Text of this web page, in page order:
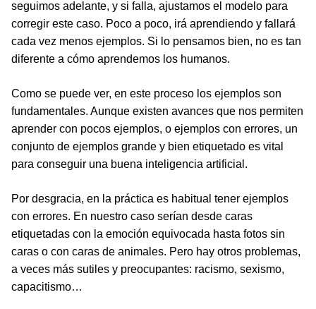
seguimos adelante, y si falla, ajustamos el modelo para
corregir este caso. Poco a poco, irá aprendiendo y fallará
cada vez menos ejemplos. Si lo pensamos bien, no es tan
diferente a cómo aprendemos los humanos.
Como se puede ver, en este proceso los ejemplos son
fundamentales. Aunque existen avances que nos permiten
aprender con pocos ejemplos, o ejemplos con errores, un
conjunto de ejemplos grande y bien etiquetado es vital
para conseguir una buena inteligencia artificial.
Por desgracia, en la práctica es habitual tener ejemplos
con errores. En nuestro caso serían desde caras
etiquetadas con la emoción equivocada hasta fotos sin
caras o con caras de animales. Pero hay otros problemas,
a veces más sutiles y preocupantes: racismo, sexismo,
capacitismo…